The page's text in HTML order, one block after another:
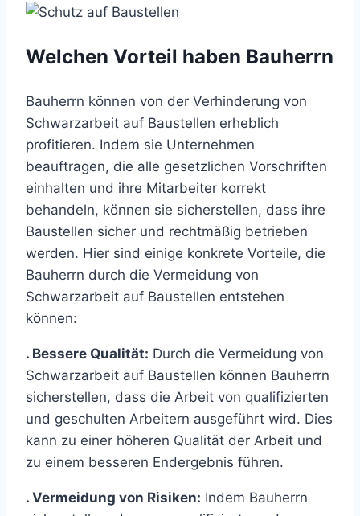
Welchen Vorteil haben Bauherrn
Bauherrn können von der Verhinderung von
Schwarzarbeit auf Baustellen erheblich
profitieren. Indem sie Unternehmen
beauftragen, die alle gesetzlichen Vorschriften
einhalten und ihre Mitarbeiter korrekt
behandeln, können sie sicherstellen, dass ihre
Baustellen sicher und rechtmäßig betrieben
werden. Hier sind einige konkrete Vorteile, die
Bauherrn durch die Vermeidung von
Schwarzarbeit auf Baustellen entstehen
können:
. Bessere Qualität: Durch die Vermeidung von
Schwarzarbeit auf Baustellen können Bauherrn
sicherstellen, dass die Arbeit von qualifizierten
und geschulten Arbeitern ausgeführt wird. Dies
kann zu einer höheren Qualität der Arbeit und
zu einem besseren Endergebnis führen.
. Vermeidung von Risiken: Indem Bauherrn